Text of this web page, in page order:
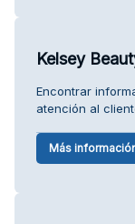
Kelsey
Encontrar
atención al
Más